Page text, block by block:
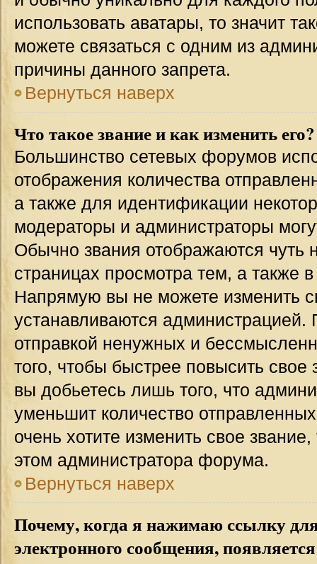
использовать аватары, то значит
можете связаться с одним из
причины данного запрета.
Вернуться наверх
Что такое звание и как изменить его?
Большинство сетевых форумов
отображения количества
а также для идентификации
модераторы и администраторы
Обычно звания отображаются чуть
страницах просмотра тем, а также
Напрямую вы не можете изменить
устанавливаются администрацией.
отправкой ненужных и
того, чтобы быстрее повысить
вы добьетесь лишь того, что
уменьшит количество
очень хотите изменить свое
этом администратора форума.
Вернуться наверх
Почему, когда я нажимаю ссылку
электронного сообщения,